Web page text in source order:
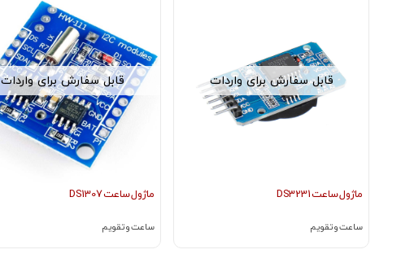
قابل سفارش برای واردات
ماژول ساعت DS3231
ساعت و تقویم
قابل سفارش برای واردات
ماژول ساعت DS1307
ساعت و تقویم